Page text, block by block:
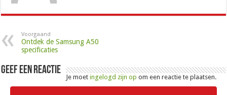
Voorgaand
Ontdek de Samsung A50
specificaties
Geef een reactie
Je moetingelogd zijn op om een reactie te plaatsen.